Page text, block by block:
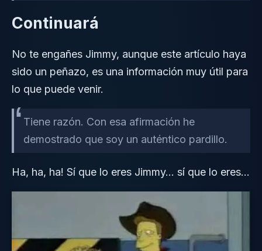
Continuará
No te engañes Jimmy, aunque este artículo haya
sido un peñazo, es una información muy útil para
lo que puede venir.
Tiene razón. Con esa afirmación he
demostrado que soy un auténtico pardillo.
Ha, ha, ha! Sí que lo eres Jimmy… sí que lo eres…